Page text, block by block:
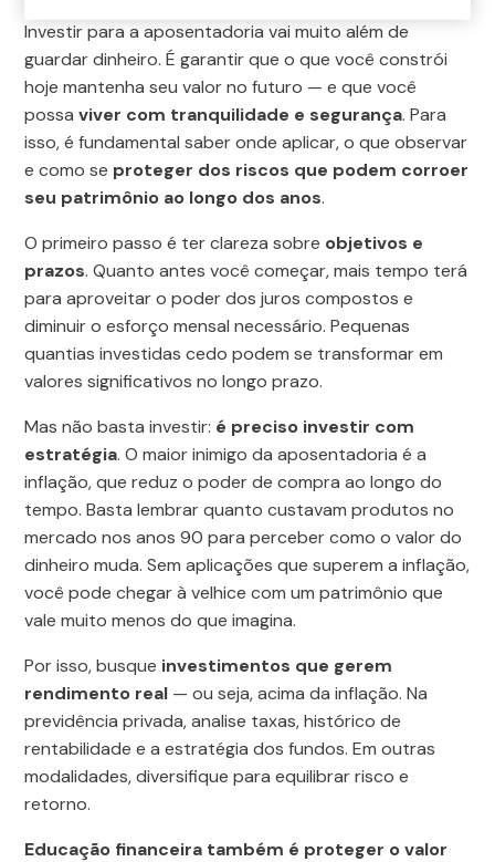
Investir para a aposentadoria vai muito além de
guardar dinheiro. É garantir que o que você constrói
hoje mantenha seu valor no futuro — e que você
possaviver com tranquilidade e segurança. Para
isso, é fundamental saber onde aplicar, o que observar
e como se proteger dos riscos que podem corroer
seu patrimônio ao longo dos anos.
O primeiro passo é ter clareza sobre objetivos e
prazos. Quanto antes você começar, mais tempo terá
para aproveitar o poder dos juros compostos e
diminuir o esforço mensal necessário. Pequenas
quantias investidas cedo podem se transformar em
valores significativos no longo prazo.
Mas não basta investir: é preciso investir com
estratégia. O maior inimigo da aposentadoria é a
inflação, que reduz o poder de compra ao longo do
tempo. Basta lembrar quanto custavam produtos no
mercado nos anos 90 para perceber como o valor do
dinheiro muda. Sem aplicações que superem a inflação,
você pode chegar à velhice com um patrimônio que
vale muito menos do que imagina.
Por isso, busque investimentos que gerem
rendimento real — ou seja, acima da inflação. Na
previdência privada, analise taxas, histórico de
rentabilidade e a estratégia dos fundos. Em outras
modalidades, diversifique para equilibrar risco e
retorno.
Educação financeira também é proteger o valor